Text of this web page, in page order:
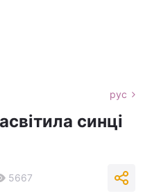
рус
синці
5667